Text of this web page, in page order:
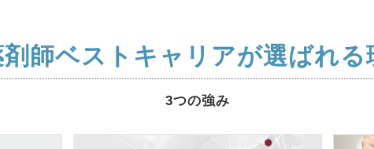
師ベストキャリアが選ばれる
3つの強み